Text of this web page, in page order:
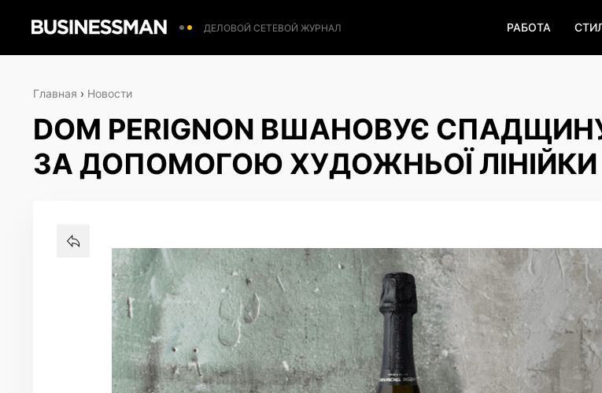
ДЕЛОВОЙ СЕТЕВОЙ ЖУРНАЛ РАБОТА
Главная › Новости
DOM PERIGNON ВШАНОВУЄ
ЗА ДОПОМОГОЮ ХУДОЖНЬОЇ